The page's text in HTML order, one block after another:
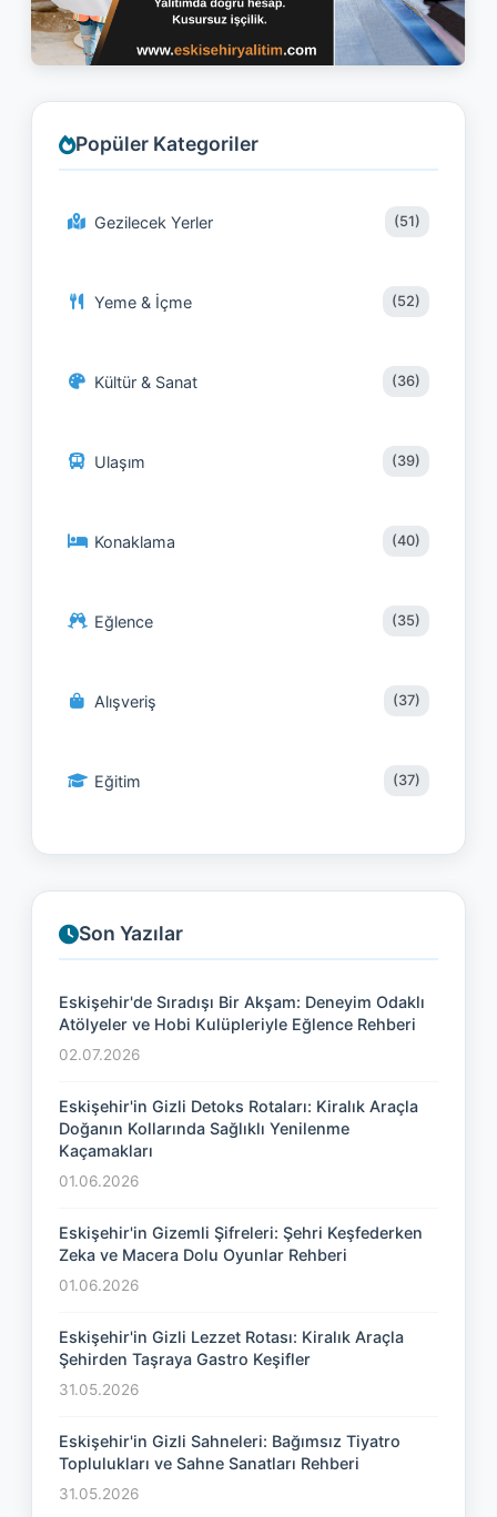
Popüler Kategoriler
Gezilecek Yerler (51)
Yeme & İçme (52)
Kültür & Sanat (36)
Ulaşım (39)
Konaklama (40)
Eğlence (35)
Alışveriş (37)
Eğitim (37)
Son Yazılar
Eskişehir'de Sıradışı Bir Akşam: Deneyim Odaklı
Atölyeler ve Hobi Kulüpleriyle Eğlence Rehberi
02.07.2026
Eskişehir'in Gizli Detoks Rotaları: Kiralık Araçla
Doğanın Kollarında Sağlıklı Yenilenme
Kaçamakları
01.06.2026
Eskişehir'in Gizemli Şifreleri: Şehri Keşfederken
Zeka ve Macera Dolu Oyunlar Rehberi
01.06.2026
Eskişehir'in Gizli Lezzet Rotası: Kiralık Araçla
Şehirden Taşraya Gastro Keşifler
31.05.2026
Eskişehir'in Gizli Sahneleri: Bağımsız Tiyatro
Toplulukları ve Sahne Sanatları Rehberi
31.05.2026